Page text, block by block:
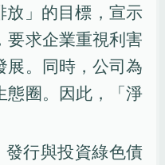
」的目標，宣示
要求企業重視利害
展。同時，公司為
態圈。因此，「淨
行與投資綠色債